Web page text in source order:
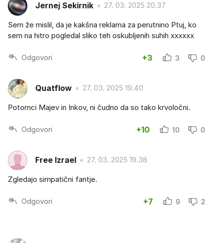
Jernej Sekirnik 27. 03. 2025 20.37
Sem že mislil, da je kakšna reklama za perutnino Ptuj, ko
sem na hitro pogledal sliko teh oskubljenih suhih xxxxxx
Odgovori +3 3 0
Quatflow 27. 03. 2025 19.40
Potomci Majev in Inkov, ni čudno da so tako krvoločni.
Odgovori +10 10 0
Free Izrael 27. 03. 2025 19.38
Zgledajo simpatični fantje.
Odgovori +7 9 2